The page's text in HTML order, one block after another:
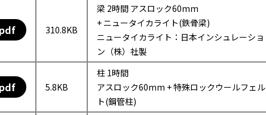
pdf 310.8KB
梁 2時間 アスロック60mm
+ ニュータイカライト(鉄骨梁)
ニュータイカライト：日本インシュレーショ
ン（株）社製
pdf 5.8KB
柱 1時間
アスロック60mm + 特殊ロックウールフェル
ト(鋼管柱)